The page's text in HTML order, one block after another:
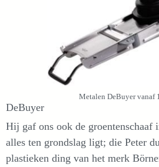
Metalen DeBuyer vanaf
DeBuyer
Hij gaf ons ook de groentenschaaf
alles ten grondslag ligt; die Peter
plastieken ding van het merk